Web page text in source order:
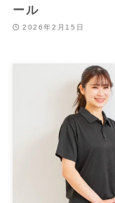
ール
2026年2月15日